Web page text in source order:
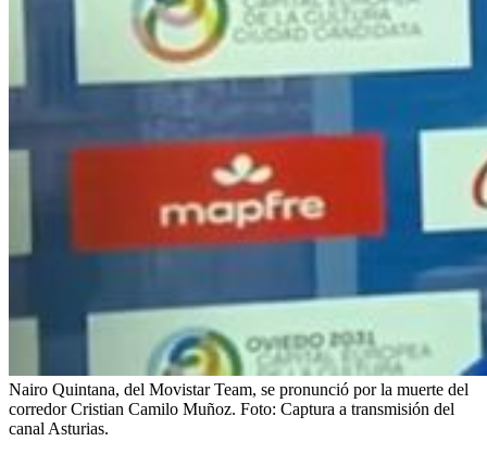
Nairo Quintana, del Movistar Team, se pronunció por la muerte del
corredor Cristian Camilo Muñoz. Foto: Captura a transmisión del
canal Asturias.